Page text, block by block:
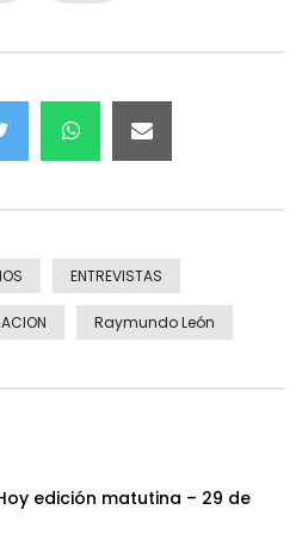
ENTREVISTAS
Raymundo León
edición matutina – 29 de